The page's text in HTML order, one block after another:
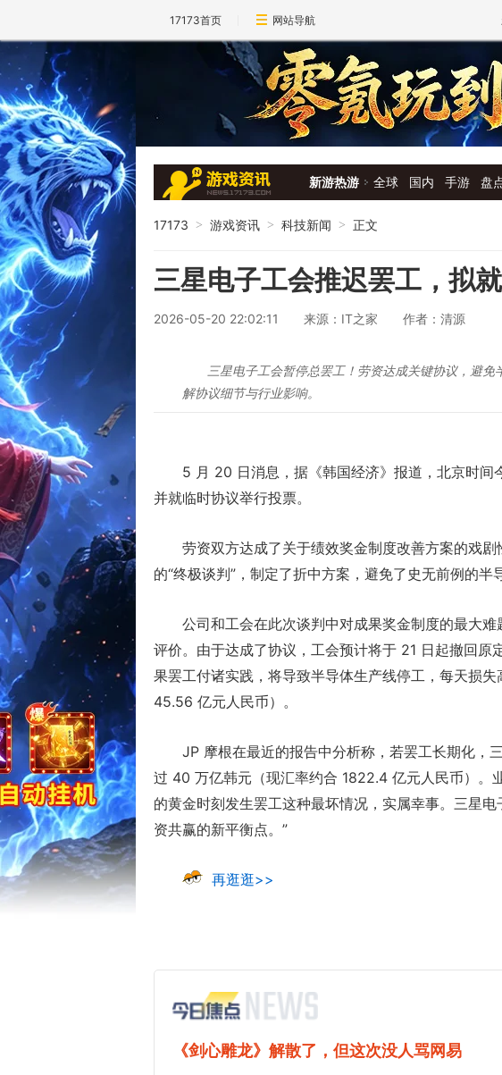
17173首页 网站导航
新游热游 全球 国内 手游 盘
17173 > 游戏资讯 > 科技新闻 > 正文
三星电子工会推迟罢工，拟
2026-05-20 22:02:11 来源：IT之家 作者：清源
三星电子工会暂停总罢工！劳资达成关键协议，避
解协议细节与行业影响。
5 月 20 日消息，据《韩国经济》报道，北京时间
并就临时协议举行投票。
劳资双方达成了关于绩效奖金制度改善方案的戏
的“终极谈判”，制定了折中方案，避免了史无前例的半
公司和工会在此次谈判中对成果奖金制度的最大
评价。由于达成了协议，工会预计将于 21 日起撤回原
果罢工付诸实践，将导致半导体生产线停工，每天损
45.56 亿元人民币）。
JP 摩根在最近的报告中分析称，若罢工长期化，
过 40 万亿韩元（现汇率约合 1822.4 亿元人民币）。
的黄金时刻发生罢工这种最坏情况，实属幸事。三星
资共赢的新平衡点。”
再逛逛>>
《剑心雕龙》解散了，但这次没人骂网易